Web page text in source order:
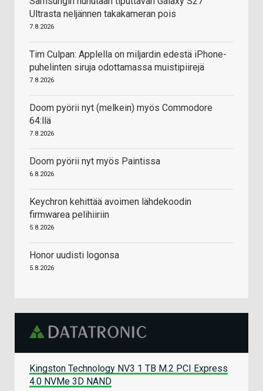
Ultrasta neljännen takakameran pois
7.8.2026
Tim Culpan: Applella on miljardin edestä iPhone-
puhelinten siruja odottamassa muistipiirejä
7.8.2026
Doom pyörii nyt (melkein) myös Commodore
64:llä
7.8.2026
Doom pyörii nyt myös Paintissa
6.8.2026
Keychron kehittää avoimen lähdekoodin
firmwarea pelihiiriin
5.8.2026
Honor uudisti logonsa
5.8.2026
Kingston Technology NV3 1 TB M.2 PCI Express
4.0 NVMe 3D NAND